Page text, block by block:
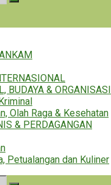
BUDAYA & ORGANISASI
Olah Raga & Kesehatan
& PERDAGANGAN
Petualangan dan Kuliner